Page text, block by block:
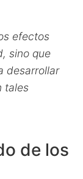
efectos
sino que
desarrollar
tales
de los